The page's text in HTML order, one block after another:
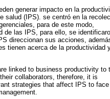
generar impacto en la
salud (IPS). se centró en la
para de este modo,
de las IPS, para ello, se
direccionan sus acciones,
tienen acerca de la productividad
linked to business productivity to
collaborators, therefore, it is
strategies that affect IPS to